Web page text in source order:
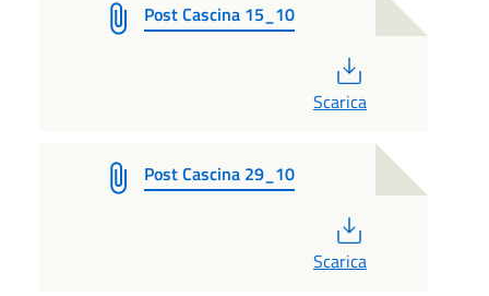
Post Cascina 15_10
Scarica
Post Cascina 29_10
Scarica